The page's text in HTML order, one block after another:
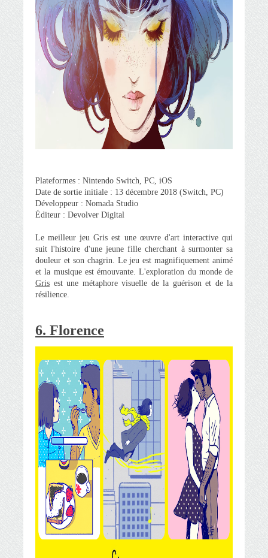
Plateformes : Nintendo Switch, PC, iOS
Date de sortie initiale : 13 décembre 2018 (Switch, PC)
Développeur : Nomada Studio
Éditeur : Devolver Digital
Le meilleur jeu Gris est une œuvre d'art interactive qui
suit l'histoire d'une jeune fille cherchant à surmonter sa
douleur et son chagrin. Le jeu est magnifiquement animé
et la musique est émouvante. L'exploration du monde de
Gris est une métaphore visuelle de la guérison et de la
résilience.
6. Florence